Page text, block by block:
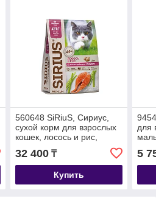
560648 SiRiuS, Сириус,
сухой корм для взрослых
кошек, лосось и рис,
32 400₸
Купить
для
5